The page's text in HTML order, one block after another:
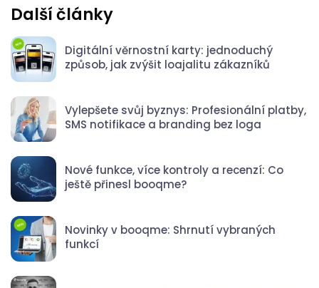
Další články
Digitální věrnostní karty: jednoduchý
způsob, jak zvýšit loajalitu zákazníků
Vylepšete svůj byznys: Profesionální platby,
SMS notifikace a branding bez loga
Nové funkce, více kontroly a recenzí: Co
ještě přinesl booqme?
Novinky v booqme: Shrnutí vybraných
funkcí